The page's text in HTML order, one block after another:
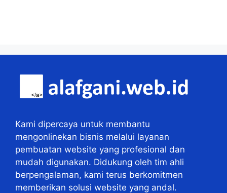
Kami dipercaya untuk membantu
mengonlinekan bisnis melalui layanan
pembuatan website yang profesional dan
mudah digunakan. Didukung oleh tim ahli
berpengalaman, kami terus berkomitmen
memberikan solusi website yang andal.